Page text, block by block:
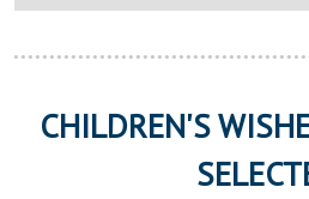
CHILDREN'S